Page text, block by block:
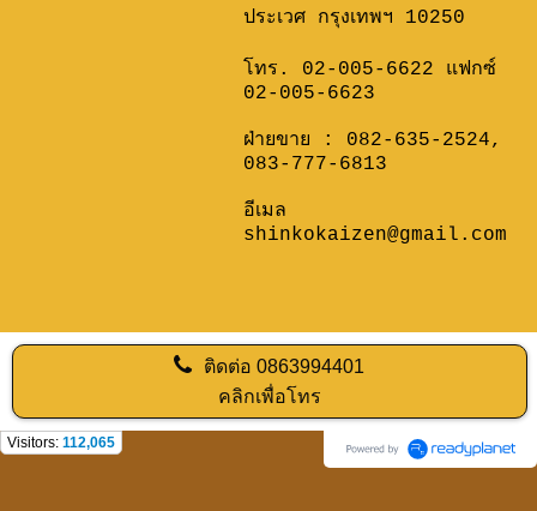
ประเวศ กรุงเทพฯ 10250
โทร. 02-005-6622 แฟกซ์
02-005-6623
ฝ่ายขาย : 082-635-2524,
083-777-6813
อีเมล
shinkokaizen@gmail.com
ติดต่อ0863994401
คลิกเพื่อโทร
Visitors: 112,065